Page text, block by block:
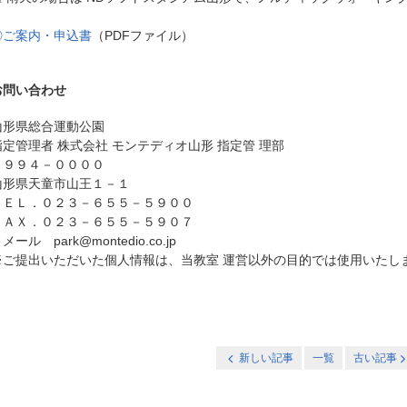
案内・申込書 （PDFファイル）
問い合わせ
形県総合運動公園
定管理者 株式会社 モンテディオ山形 指定管 理部
９９４－００００
形県天童市山王１－１
ＥＬ．０２３－６５５－５９００
ＡＸ．０２３－６５５－５９０７
メール park@montedio.co.jp
提出いただいた個人情報は、当教室 運営以外の目的では使用いたし
新しい記事 一覧 古い記事